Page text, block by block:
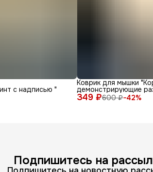
с надписью "
349 ₽600 ₽−42%
Коврик для мышки
демонстрирующие
лица и эмоции на
Подпишитесь на